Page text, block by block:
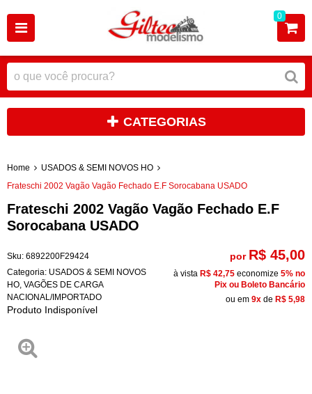
0
CATEGORIAS
Home
USADOS & SEMI NOVOS HO
Frateschi 2002 Vagão Vagão Fechado E.F Sorocabana USADO
Frateschi 2002 Vagão Vagão Fechado E.F
Sorocabana USADO
Sku: 6892200F29424
Categoria: USADOS & SEMI NOVOS
HO VAGÕES DE CARGA
NACIONAL/IMPORTADO
Produto Indisponível
por R$ 45,00
à vista R$ 42,75 economize 5% no
Pix ou Boleto Bancário
ou em 9x de R$ 5,98